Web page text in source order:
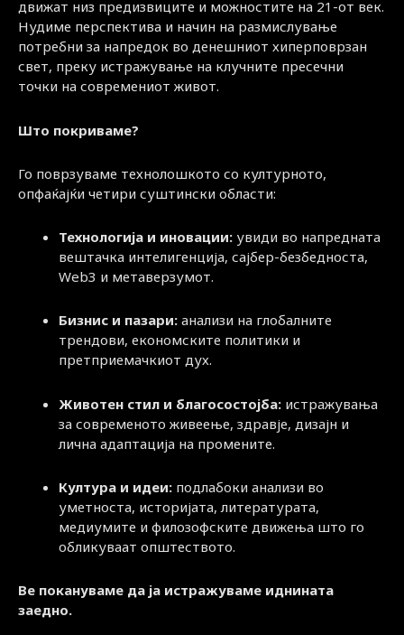
движат низ предизвиците и можностите на 21-от век.
Нудиме перспектива и начин на размислување
потребни за напредок во денешниот хиперповрзан
свет, преку истражување на клучните пресечни
точки на современиот живот.
Што покриваме?
Го поврзуваме технолошкото со културното,
опфаќајќи четири суштински области:
Технологија и иновации: увиди во напредната
вештачка интелигенција, сајбер-безбедноста,
Web3 и метаверзумот.
Бизнис и пазари: анализи на глобалните
трендови, економските политики и
претприемачкиот дух.
Животен стил и благосостојба: истражувања
за современото живеење, здравје, дизајн и
лична адаптација на промените.
Култура и идеи: подлабоки анализи во
уметноста, историјата, литературата,
медиумите и филозофските движења што го
обликуваат општеството.
Ве покануваме да ја истражуваме иднината
заедно.